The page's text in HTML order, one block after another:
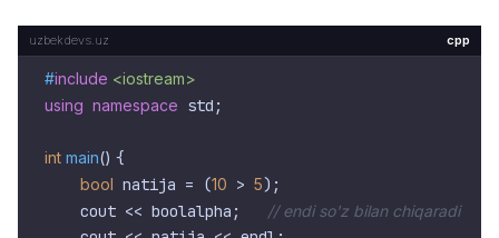
cpp
#include <iostream>
using namespace std;
int main() {
bool natija = (10 > 5);
    cout << boolalpha;
// endi so'z bilan chiqaradi